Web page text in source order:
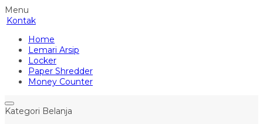
Menu
Kontak
Home
Lemari Arsip
Locker
Paper Shredder
Money Counter
Kategori Belanja